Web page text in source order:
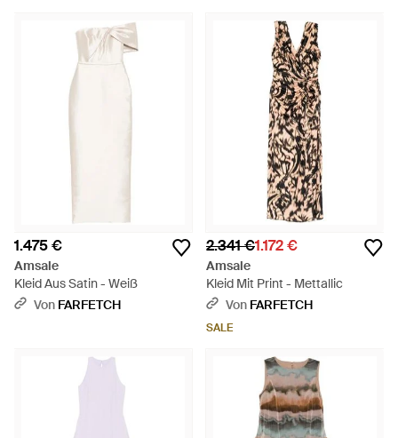
1.475 €
Amsale
Kleid Aus Satin - Weiß
Von FARFETCH
2.341 €1.172 €
Amsale
Kleid Mit Print - Mettallic
Von FARFETCH
SALE